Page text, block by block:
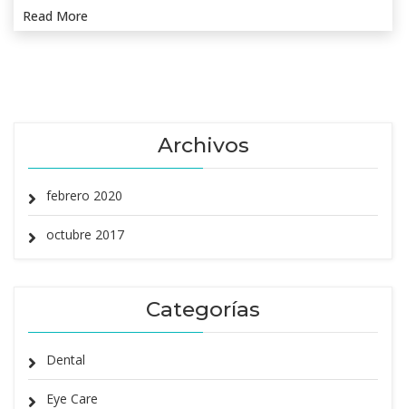
Read More
Archivos
febrero 2020
octubre 2017
Categorías
Dental
Eye Care